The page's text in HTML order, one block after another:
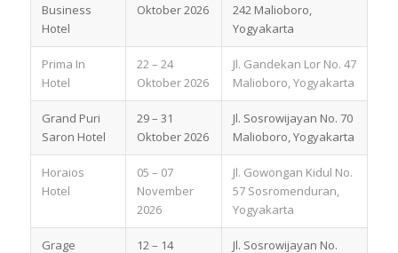
Business
Hotel
Oktober 2026
242 Malioboro,
Yogyakarta
Prima In
Hotel
22 – 24
Oktober 2026
Jl. Gandekan Lor No. 47
Malioboro, Yogyakarta
Grand Puri
Saron Hotel
29 – 31
Oktober 2026
Jl. Sosrowijayan No. 70
Malioboro, Yogyakarta
Horaios
Hotel
05 – 07
November
2026
Jl. Gowongan Kidul No.
57 Sosromenduran,
Yogyakarta
Grage
12 – 14
Jl. Sosrowijayan No.